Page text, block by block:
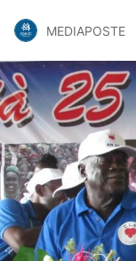
MEDIAPOSTE